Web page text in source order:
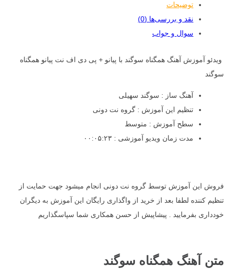
توضیحات
نقد و بررسی‌ها (0)
سوال و جواب
ویدئو آموزش آهنگ همگناه سوگند با پیانو + پی دی اف نت پیانو همگناه
سوگند
آهنگ ساز : سوگند سهیلی
تنظیم این آموزش : گروه نت دونی
سطح آموزش : متوسط
مدت زمان ویدیو آموزشی : ۰۰:۰۵:۲۳
فروش این آموزش توسط گروه نت دونی انجام میشود جهت حمایت از
تنظیم کننده لطفا بعد از خرید از واگذاری رایگان این آموزش به دیگران
خودداری بفرمایید . پیشاپیش از حسن همکاری شما سپاسگذاریم
متن آهنگ همگناه سوگند